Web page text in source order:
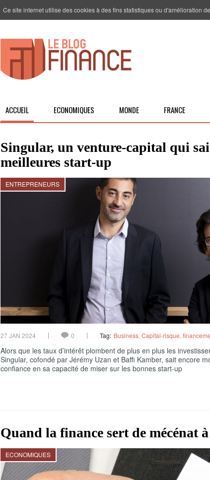
ACCUEIL ECONOMIQUES MONDE FRANCE
Singular, un venture-capital qui
meilleures start-up
ENTREPRENEURS
27 JAN 2024 0 Tag: Business Capital-risque
Alors que les taux d’intérêt plombent de plus en plus les
Singular, cofondé par Jérémy Uzan et Baffi Kamber, sait encore
confiance en sa capacité de miser sur les bonnes start-up
Quand la finance sert de mécénat
ECONOMIQUES
Ce site internet utilise des cookies à des fins statistiques ou d'amélioration